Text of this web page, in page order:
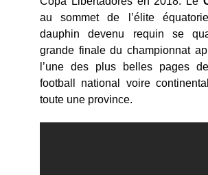
au sommet de l’élite
dauphin devenu requin se
grande finale du championnat
l’une des plus belles pages
football national voire
toute une province.